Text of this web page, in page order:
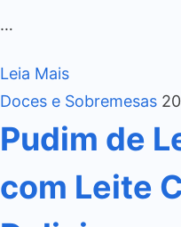
…
Leia Mais
Doces e Sobremesas
Pudim de
com Leite